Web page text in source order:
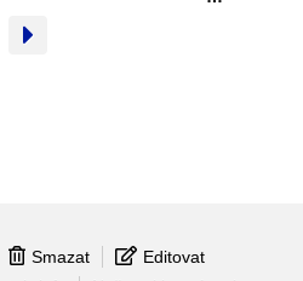
Smazat
Editovat